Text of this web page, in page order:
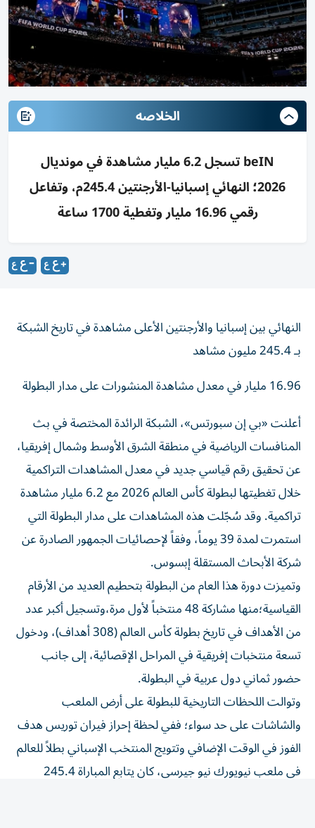
الخلاصه
beIN تسجل 6.2 مليار مشاهدة في مونديال
2026؛ النهائي إسبانيا-الأرجنتين 245.4م، وتفاعل
رقمي 16.96 مليار وتغطية 1700 ساعة
النهائي بين إسبانيا والأرجنتين الأعلى مشاهدة في تاريخ الشبكة
بـ 245.4 مليون مشاهد
المنافسات الرياضية في منطقة الشرق الأوسط وشمال إفريقيا،
عن تحقيق رقم قياسي جديد في معدل المشاهدات التراكمية
خلال تغطيتها لبطولة كأس العالم 2026 مع 6.2 مليار مشاهدة
تراكمية. وقد سُجّلت هذه المشاهدات على مدار البطولة التي
استمرت لمدة 39 يوماً، وفقاً لإحصائيات الجمهور الصادرة عن
شركة الأبحاث المستقلة إبسوس.
وتميزت دورة هذا العام من البطولة بتحطيم العديد من الأرقام
القياسية؛منها مشاركة 48 منتخباً لأول مرة،وتسجيل أكبر عدد
من الأهداف في تاريخ بطولة كأس العالم (308 أهداف)، ودخول
تسعة منتخبات إفريقية في المراحل الإقصائية، إلى جانب
حضور ثماني دول عربية في البطولة.
وتوالت اللحظات التاريخية للبطولة على أرض الملعب
والشاشات على حد سواء؛ ففي لحظة إحراز فيران توريس هدف
الفوز في الوقت الإضافي وتتويج المنتخب الإسباني بطلاً للعالم
في ملعب نيويورك نيو جيرسي، كان يتابع المباراة 245.4
مليون مشاهد في جميع أنحاء منطقة الشرق الأوسط وشمال